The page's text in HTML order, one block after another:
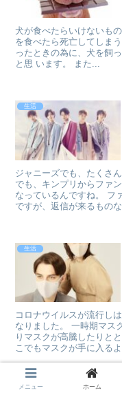
犬が食べたらいけないも
を食べたら死亡してしま
ったときの為に、犬を飼
と思 います。 また...
生活
ジャニーズでも、たくさ
でも、キンプリからファ
なっているんですね。 フ
ですが、返信が来るもの
生活
コロナウイルスが流行し
なりました。 一時期マス
りマスクが高騰したりと
こでもマスクが手に入る
生活
メニュー ホーム